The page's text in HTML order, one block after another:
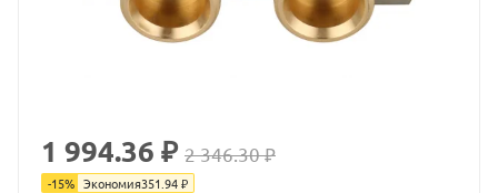
1 994.36 ₽ 2 346.30 ₽
-15% Экономия351.94₽